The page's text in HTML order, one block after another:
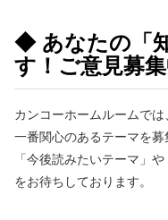
◆ あなたの「
す！ご意見募
カンコーホームルームで
一番関心のあるテーマを募
「今後読みたいテーマ」
をお待ちしております。